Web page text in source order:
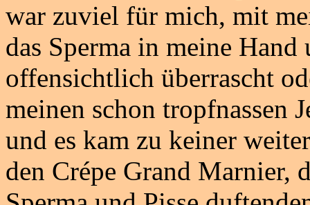
war zuviel für mich, mit
das Sperma in meine
offensichtlich überrascht
meinen schon tropfnassen
und es kam zu keiner
den Crépe Grand Marnier,